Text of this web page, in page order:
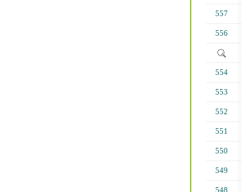
557
556
554
553
552
551
550
549
548